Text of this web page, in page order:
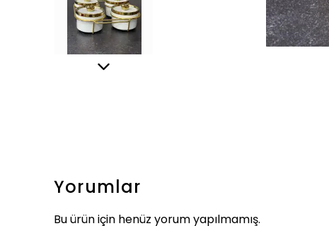
Yorumlar
Bu ürün için henüz yorum yapılmamış.